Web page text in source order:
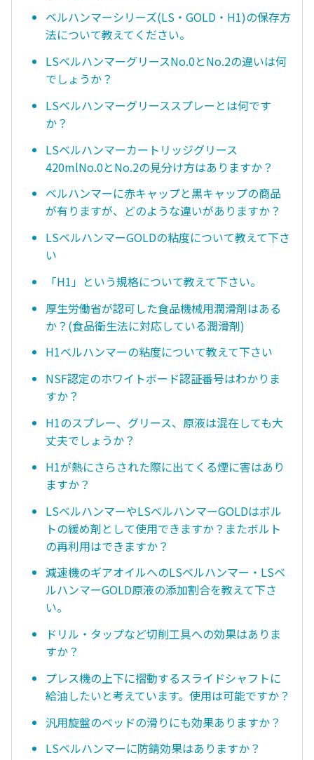
ベルハンマーシリーズ(LS・GOLD・H1)の保存方
法について教えてください。
LSベルハンマーグリースNo.0とNo.2の違いは何
でしょうか？
LSベルハンマーグリーススプレーとは何です
か？
LSベルハンマーカートリッジグリース
420mlNo.0とNo.2の見分け方はありますか？
ベルハンマーに赤キャップと黒キャップの商品
が有りますが、どのような違いがありますか？
LSベルハンマーGOLDの粘度について教えて下さ
い
「H1」という規格について教えて下さい。
厚生労働省が認可した食品機械用潤滑剤はある
か？(食品衛生法に対応している潤滑剤)
H1ベルハンマーの粘度について教えて下さい
NSF認定のホワイトボード認証番号はわかりま
すか？
H1のスプレー、グリース、原液は混在しても大
丈夫でしょうか？
H1が熱にさらされた際に出てくる煙に害はあり
ますか？
LSベルハンマーやLSベルハンマーGOLDはボル
トの緩め剤として使用できますか？またボルト
の再利用はできますか？
減速機のギアオイルへのLSベルハンマー・LSベ
ルハンマーGOLD原液の添加割合を教えて下さ
い。
ドリル・タップなど切削工具への効果はありま
すか？
プレス機の上下に摺動するスライドシャフトに
給油したいと考えています。使用は可能ですか？
汎用旋盤のベッドの滑りにも効果ありますか？
LSベルハンマーに防錆効果はありますか？